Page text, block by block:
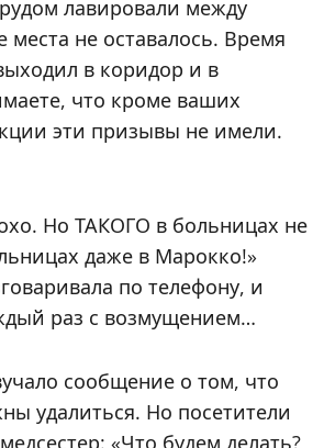
лавировали между
не оставалось. Время
в коридор и в
что кроме ваших
эти призывы не имели.
Но ТАКОГО в больницах не
даже в Марокко!»
по телефону, и
раз с возмущением…
сообщение о том, что
удалиться. Но посетители
«Что будем делать?